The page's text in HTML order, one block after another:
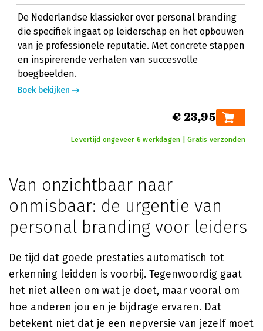
De Nederlandse klassieker over personal branding
die specifiek ingaat op leiderschap en het opbouwen
van je professionele reputatie. Met concrete stappen
en inspirerende verhalen van succesvolle
boegbeelden.
Boek bekijken
€ 23,95
Levertijd ongeveer 6 werkdagen | Gratis verzonden
Van onzichtbaar naar
onmisbaar: de urgentie van
personal branding voor leiders
De tijd dat goede prestaties automatisch tot
erkenning leidden is voorbij. Tegenwoordig gaat
het niet alleen om wat je doet, maar vooral om
hoe anderen jou en je bijdrage ervaren. Dat
betekent niet dat je een nepversie van jezelf moet